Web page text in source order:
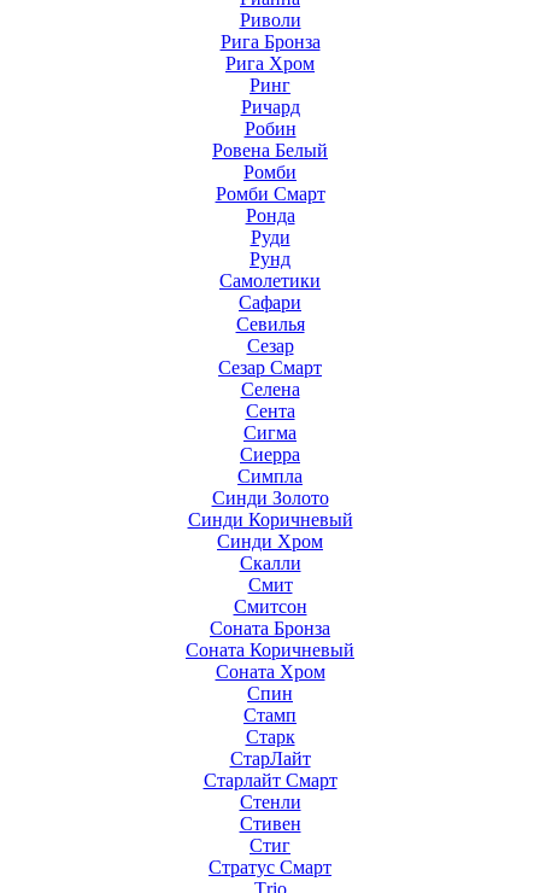
Риволи
Рига Бронза
Рига Хром
Ринг
Ричард
Робин
Ровена Белый
Ромби
Ромби Смарт
Ронда
Руди
Рунд
Самолетики
Сафари
Севилья
Сезар
Сезар Смарт
Селена
Сента
Сигма
Сиерра
Симпла
Синди Золото
Синди Коричневый
Синди Хром
Скалли
Смит
Смитсон
Соната Бронза
Соната Коричневый
Соната Хром
Спин
Стамп
Старк
СтарЛайт
Старлайт Смарт
Стенли
Стивен
Стиг
Стратус Смарт
Тrio